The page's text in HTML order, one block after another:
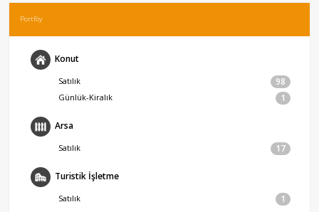
Portföy
Konut
Satılık 98
Günlük-Kiralık 1
Arsa
Satılık 17
Turistik İşletme
Satılık 1